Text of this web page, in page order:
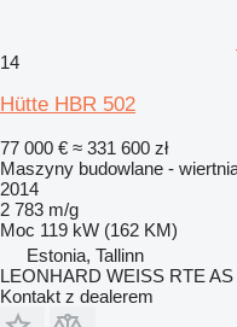
14
Hütte HBR 502
77 000 € ≈ 331 600 zł
Maszyny budowlane -
2014
2 783 m/g
Moc 119 kW (162 KM)
Estonia, Tallinn
LEONHARD WEISS RTE AS
Kontakt z dealerem